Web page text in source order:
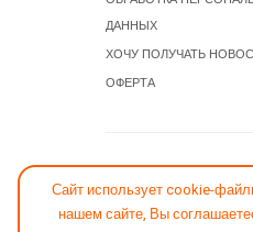
Сайт использует cookie-
нашем сайте, Вы
ДАННЫХ
ХОЧУ ПОЛУЧАТЬ
ОФЕРТА
© 2026 НОВОСТИ
JOOMLA! CMS-